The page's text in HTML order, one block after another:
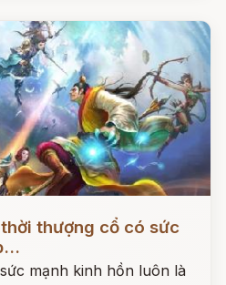
thượng cổ có sức
mạnh kinh hồn luôn là